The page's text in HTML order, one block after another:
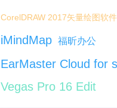
CorelDRAW 2017矢量绘图软件
iMindMap 福昕办公
EarMaster Cloud for
Vegas Pro 16 Edit